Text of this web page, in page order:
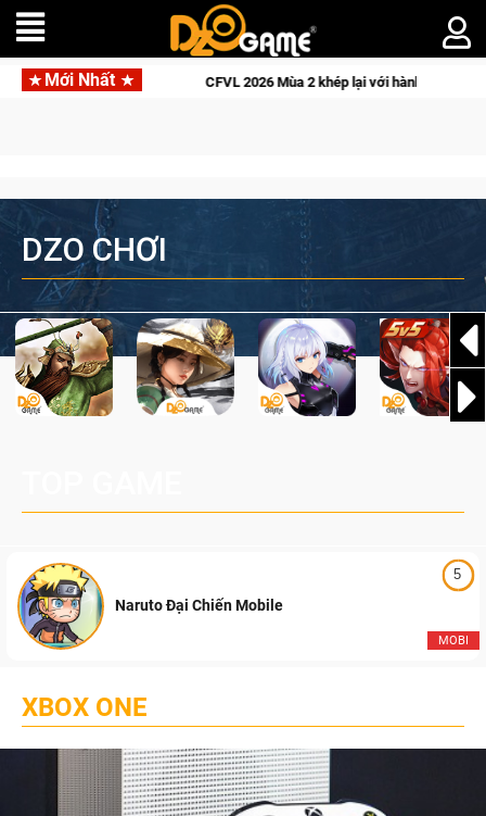
Mới Nhất
khép lại với hành trình đầy cảm xúc, Team Falcons lên ngôi vô địch
DZO CHƠI
5
MOBI
Naruto Đại Chiến Mobile
XBOX ONE